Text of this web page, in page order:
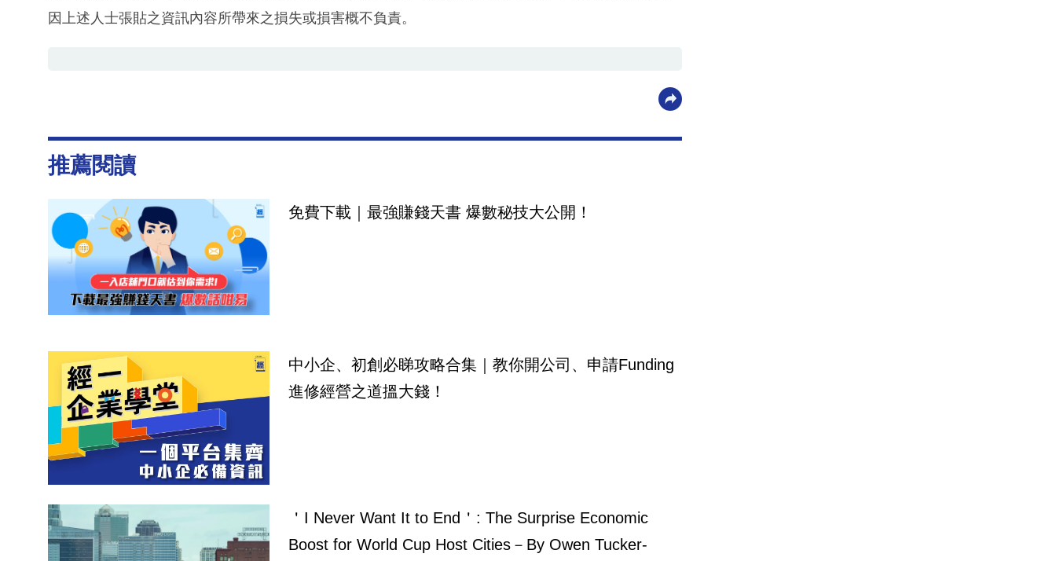
因上述人士張貼之資訊內容所帶來之損失或損害概不負責。
推薦閱讀
免費下載｜最強賺錢天書 爆數秘技大公開！
中小企、初創必睇攻略合集｜教你開公司、申請Funding
進修經營之道搵大錢！
＇I Never Want It to End＇: The Surprise Economic
Boost for World Cup Host Cities－By Owen Tucker-